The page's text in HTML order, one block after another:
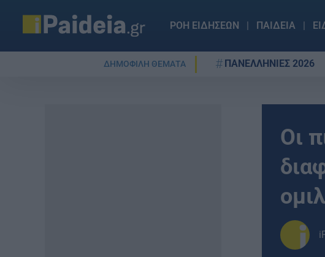
ΡΟΗ ΕΙΔΗΣΕΩΝ ΠΑΙΔΕΙΑ
ΔΗΜΟΦΙΛΗ ΘΕΜΑΤΑ ΠΑΝΕΛΛΗΝΙΕΣ 2026
Οι